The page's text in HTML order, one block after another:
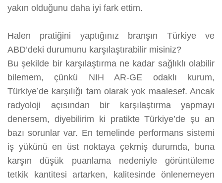
yakın olduğunu daha iyi fark ettim.
Halen pratiğini yaptığınız branşın Türkiye ve
ABD’deki durumunu karşılaştırabilir misiniz?
Bu şekilde bir karşılaştırma ne kadar sağlıklı olabilir
bilemem, çünkü NIH AR-GE odaklı kurum,
Türkiye’de karşılığı tam olarak yok maalesef. Ancak
radyoloji açısından bir karşılaştırma yapmayı
denersem, diyebilirim ki pratikte Türkiye’de şu an
bazı sorunlar var. En temelinde performans sistemi
iş yükünü en üst noktaya çekmiş durumda, buna
karşın düşük puanlama nedeniyle görüntüleme
tetkik kantitesi artarken, kalitesinde önlenemeyen